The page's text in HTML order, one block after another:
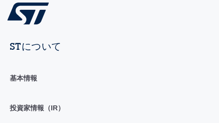
STについて
基本情報
投資家情報（IR）